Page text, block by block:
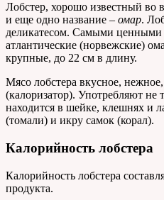
Лобстер, хорошо известный во
и еще одно название – омар.
деликатесом. Самыми
атлантические (норвежские)
крупные, до 22 см в длину.
Мясо лобстера вкусное,
(калоризатор). Употребляют не
находится в шейке, клешнях и
(томали) и икру самок (корал).
Калорийность лобстера
Калорийность лобстера
продукта.